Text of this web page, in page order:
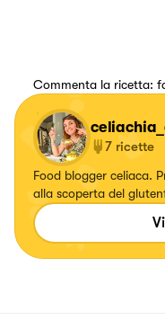
Commenta la ricetta:
7 ricette
Food blogger celiaca.
alla scoperta del